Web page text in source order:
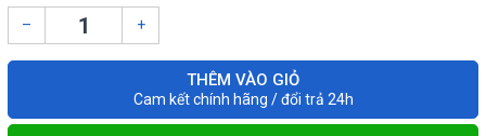
– +
THÊM VÀO GIỎ
Cam kết chính hãng / đổi trả 24h